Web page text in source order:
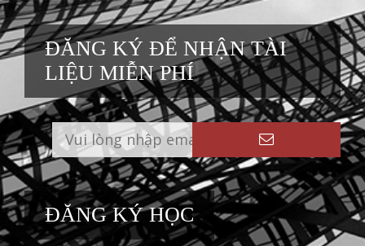
ĐĂNG KÝ ĐỂ NHẬN TÀI
LIỆU MIỄN PHÍ
ĐĂNG KÝ HỌC